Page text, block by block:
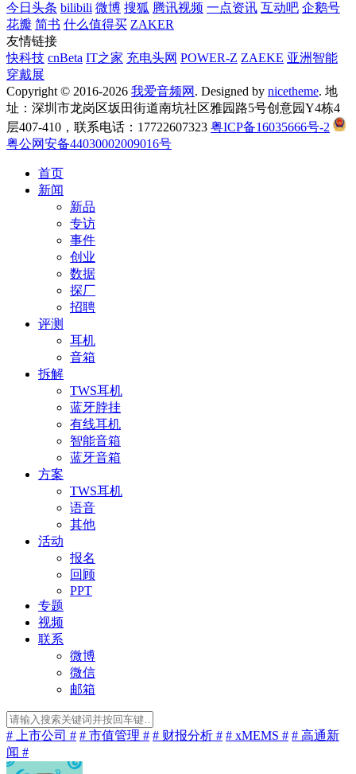
今日头条 bilibili 微博 搜狐 腾讯视频 一点资讯 互动吧 企鹅号
花瓣 简书 什么值得买 ZAKER
友情链接
快科技 cnBeta IT之家 充电头网 POWER-Z ZAEKE 亚洲智能
穿戴展
Copyright © 2016-2026 我爱音频网 . Designed by nicetheme. 地
址：深圳市龙岗区坂田街道南坑社区雅园路5号创意园Y4栋4
层407-410，联系电话：17722607323 粤ICP备16035666号-2
粤公网安备44030002009016号
首页
新闻
新品
专访
事件
创业
数据
探厂
招聘
评测
耳机
音箱
拆解
TWS耳机
蓝牙脖挂
有线耳机
智能音箱
蓝牙音箱
方案
TWS耳机
语音
其他
活动
报名
回顾
PPT
专题
视频
联系
微博
微信
邮箱
# 上市公司 # # 市值管理 # # 财报分析 # # xMEMS # # 高通新
闻 #